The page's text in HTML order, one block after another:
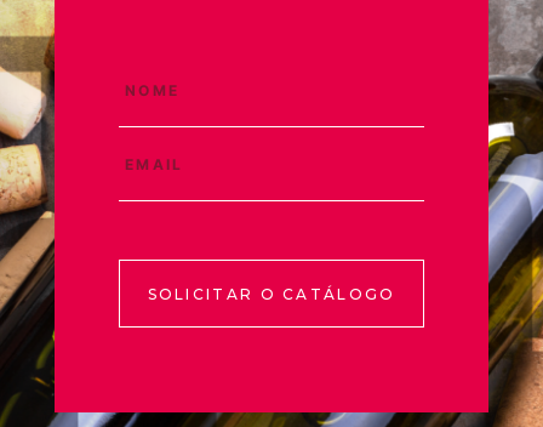
SOLICITAR O CATÁLOGO